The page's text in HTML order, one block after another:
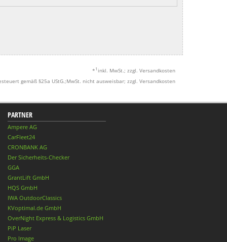
* 1 inkl. MwSt.; zzgl. Versandkosten
gemäß §25a UStG.;MwSt. nicht ausweisbar; zzgl. Versandkosten
PARTNER
Ampere AG
CarFleet24
CRONBANK AG
Der Sicherheits-Checker
GGA
GrantLift GmbH
HQS GmbH
IWA OutdoorClassics
KVoptimal.de GmbH
OverNight Express & Logistics GmbH
PiP Laser
Pro Image